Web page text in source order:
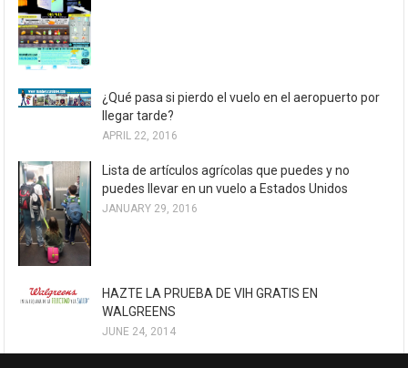
¿Qué pasa si pierdo el vuelo en el aeropuerto por
llegar tarde?
APRIL 22, 2016
Lista de artículos agrícolas que puedes y no
puedes llevar en un vuelo a Estados Unidos
JANUARY 29, 2016
HAZTE LA PRUEBA DE VIH GRATIS EN
WALGREENS
JUNE 24, 2014